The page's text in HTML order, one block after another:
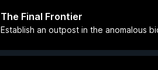
The Final Frontier
Establish an outpost in the anomalous